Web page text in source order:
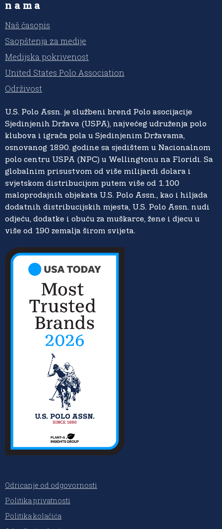
nama
Naš časopis
Saopštenja za medije
Medijska pokrivenost
United States Polo Association
Održivost
U.S. Polo Assn. je službeni brend Polo asocijacije
Sjedinjenih Država (USPA), najvećeg udruženja polo
klubova i igrača pola u Sjedinjenim Državama,
osnovanog 1890. godine sa sjedištem u Nacionalnom
polo centru USPA (NPC) u Wellingtonu na Floridi. Sa
globalnim prisustvom od više milijardi dolara i
svjetskom distribucijom putem više od 1.100
maloprodajnih objekata U.S. Polo Assn., kao i hiljada
dodatnih distribucijskih mjesta, U.S. Polo Assn. nudi
odjeću, dodatke i obuću za muškarce, žene i djecu u
više od 190 zemalja širom svijeta.
Odricanje od odgovornosti
Politika privatnosti
Politika kolačića